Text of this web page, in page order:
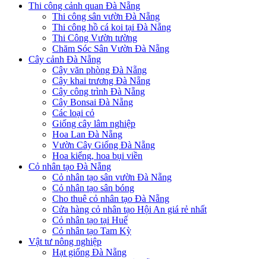
Thi công cảnh quan Đà Nẵng
Thi công sân vườn Đà Nẵng
Thi công hồ cá koi tại Đà Nẵng
Thi Công Vườn tường
Chăm Sóc Sân Vườn Đà Nẵng
Cây cảnh Đà Nẵng
Cây văn phòng Đà Nẵng
Cây khai trương Đà Nẵng
Cây công trình Đà Nẵng
Cây Bonsai Đà Nẵng
Các loại cỏ
Giống cây lâm nghiệp
Hoa Lan Đà Nẵng
Vườn Cây Giống Đà Nẵng
Hoa kiểng, hoa bụi viền
Cỏ nhân tạo Đà Nẵng
Cỏ nhân tạo sân vườn Đà Nẵng
Cỏ nhân tạo sân bóng
Cho thuê cỏ nhân tạo Đà Nẵng
Cửa hàng cỏ nhân tạo Hội An giá rẻ nhất
Cỏ nhân tạo tại Huế
Cỏ nhân tạo Tam Kỳ
Vật tư nông nghiệp
Hạt giống Đà Nẵng